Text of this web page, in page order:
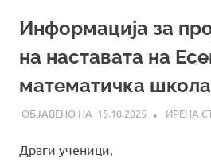
Информација за
на наставата на
математичка
15.10.2025 ИРЕНА
Драги ученици,